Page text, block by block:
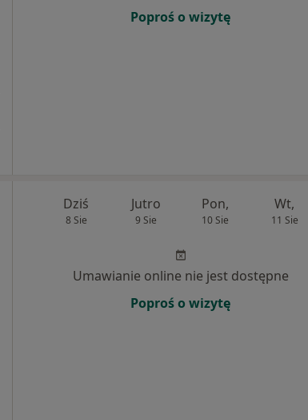
Poproś o wizytę
Dziś
8 Sie
Jutro
9 Sie
Pon,
10 Sie
Wt,
11 Sie
Umawianie online nie jest dostępne
Poproś o wizytę